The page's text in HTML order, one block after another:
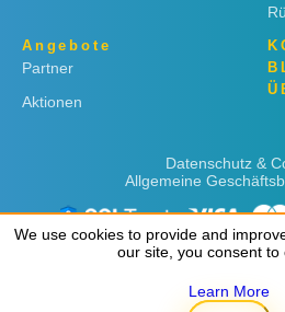
Angebote
Partner
Aktionen
Datenschutz &
Allgemeine
We use cookies to provide and
our site, you consent to
Learn More
We use cookies to provide and
our site, you consent to
Learn More